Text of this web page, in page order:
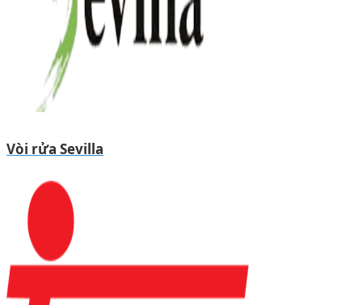
Vòi rửa Sevilla